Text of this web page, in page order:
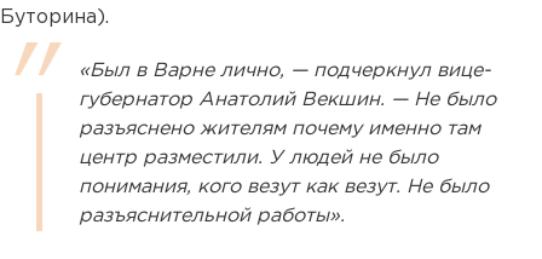
Буторина).
«Был в Варне лично, — подчеркнул вице-
губернатор Анатолий Векшин. — Не было
разъяснено жителям почему именно там
центр разместили. У людей не было
понимания, кого везут как везут. Не было
разъяснительной работы».